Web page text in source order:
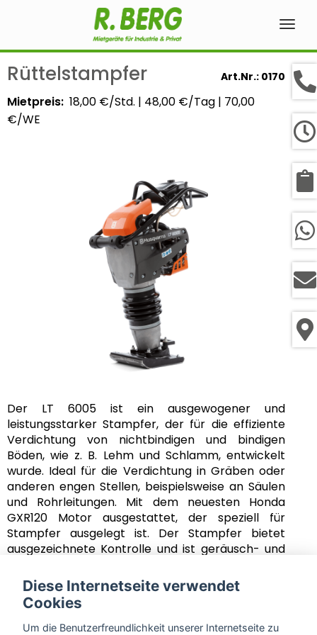
Rüttelstampfer Art.Nr.: 0170
Mietpreis: 18,00 €/Std. | 48,00 €/Tag | 70,00
€/WE
Der LT 6005 ist ein ausgewogener und
leistungsstarker Stampfer, der für die effiziente
Verdichtung von nichtbindigen und bindigen
Böden, wie z. B. Lehm und Schlamm, entwickelt
wurde. Ideal für die Verdichtung in Gräben oder
anderen engen Stellen, beispielsweise an Säulen
und Rohrleitungen. Mit dem neuesten Honda
GXR120 Motor ausgestattet, der speziell für
Stampfer ausgelegt ist. Der Stampfer bietet
ausgezeichnete Kontrolle und ist geräusch- und
Tiefenwirkung: 40cm
Diese Internetseite verwendet
Cookies
Um die Benutzerfreundlichkeit unserer Internetseite zu